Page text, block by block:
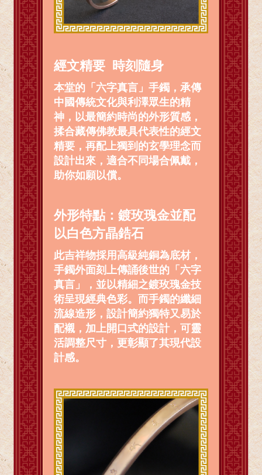
經文精要 時刻隨身
本堂的「六字真言」手鐲，承傳
中國傳統文化與利澤眾生的精
神，以最簡約時尚的外形質感，
揉合藏傳佛教最具代表性的經文
精要，再配上獨到的玄學理念而
設計出來，適合不同場合佩戴，
助你如願以償。
外形特點：鍍玫瑰金並配
以白色方晶鋯石
此吉祥物採用高級純銅為底材，
手鐲外面刻上傳誦後世的「六字
真言」，並以精細之鍍玫瑰金技
術呈現經典色彩。而手鐲的纖細
流線造形，設計簡約獨特又易於
配襯，加上開口式的設計，可靈
活調整尺寸，更彰顯了其現代設
計感。